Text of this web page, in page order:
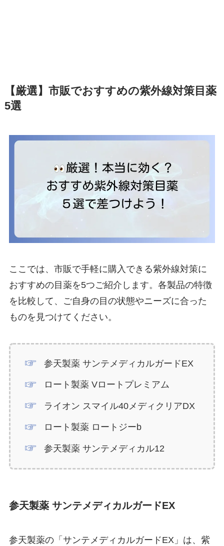
【厳選】市販でおすすめの紫外線対策目薬
5選
ここでは、市販で手軽に購入できる紫外線対策に
おすすめの目薬を5つご紹介します。各製品の特徴
を比較して、ご自身の目の状態やニーズに合った
ものを見つけてください。
参天製薬 サンテメディカルガードEX
ロート製薬 Vロートプレミアム
ライオン スマイル40メディクリアDX
ロート製薬 ロートジーb
参天製薬 サンテメディカル12
参天製薬 サンテメディカルガードEX
参天製薬の「サンテメディカルガードEX」は、紫